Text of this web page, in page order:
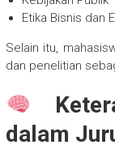
Etika Bisnis dan
Selain itu,
dan penelitian
dalam